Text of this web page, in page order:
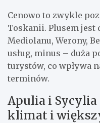
Cenowo to zwykle
Toskanii. Plusem
Mediolanu, Werony,
usług, minus – duża
turystów, co wpływa
terminów.
Apulia i
klimat i